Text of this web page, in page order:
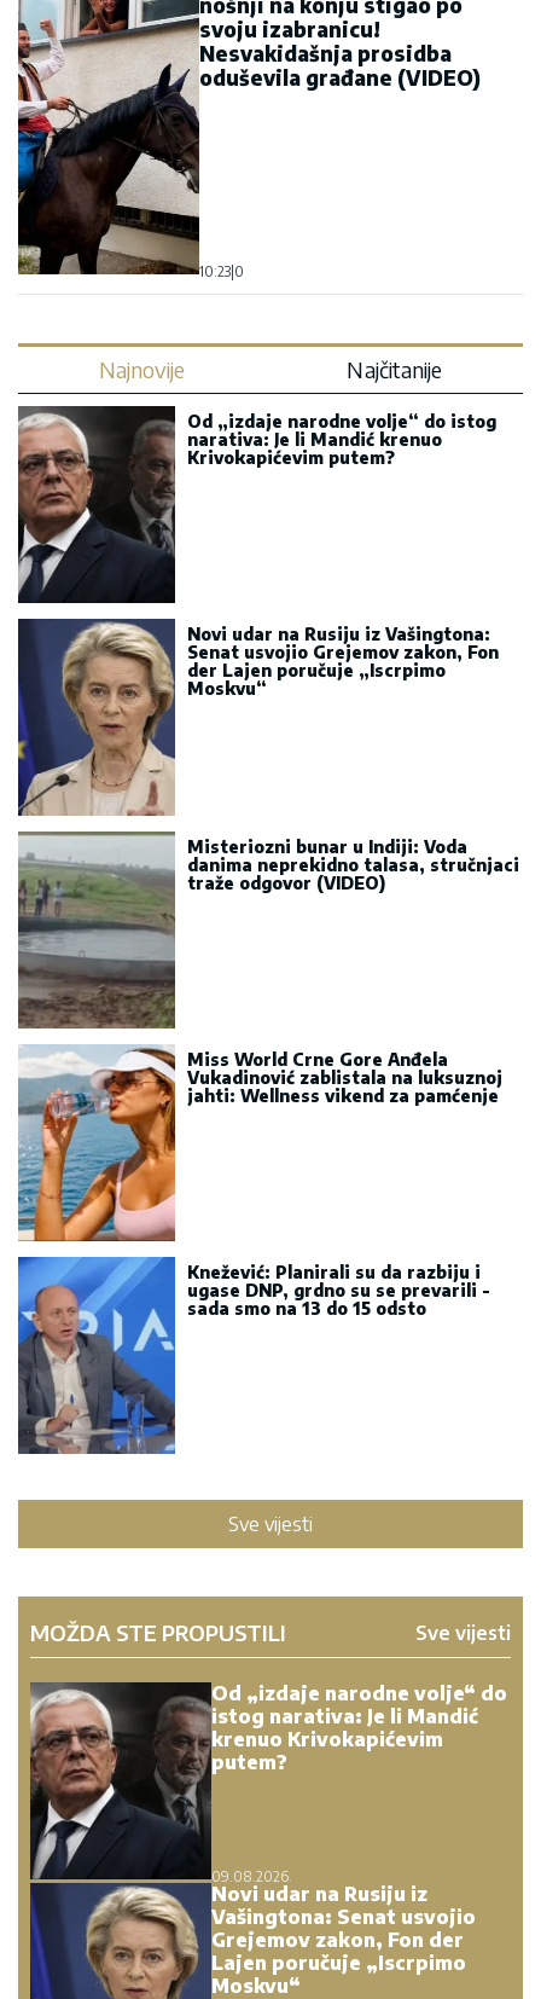
svoju izabranicu!
Nesvakidašnja prosidba
oduševila građane (VIDEO)
10:23 0
Najnovije Najčitanije
Od „izdaje narodne volje“ do istog
narativa: Je li Mandić krenuo
Krivokapićevim putem?
Novi udar na Rusiju iz Vašingtona:
Senat usvojio Grejemov zakon, Fon
der Lajen poručuje „Iscrpimo
Moskvu“
Misteriozni bunar u Indiji: Voda
danima neprekidno talasa, stručnjaci
traže odgovor (VIDEO)
Miss World Crne Gore Anđela
Vukadinović zablistala na luksuznoj
jahti: Wellness vikend za pamćenje
Knežević: Planirali su da razbiju i
ugase DNP, grdno su se prevarili -
sada smo na 13 do 15 odsto
Sve vijesti
MOŽDA STE PROPUSTILI Sve vijesti
Od „izdaje narodne volje“ do
istog narativa: Je li Mandić
krenuo Krivokapićevim
putem?
09.08.2026.
Novi udar na Rusiju iz
Vašingtona: Senat usvojio
Grejemov zakon, Fon der
Lajen poručuje „Iscrpimo
Moskvu“